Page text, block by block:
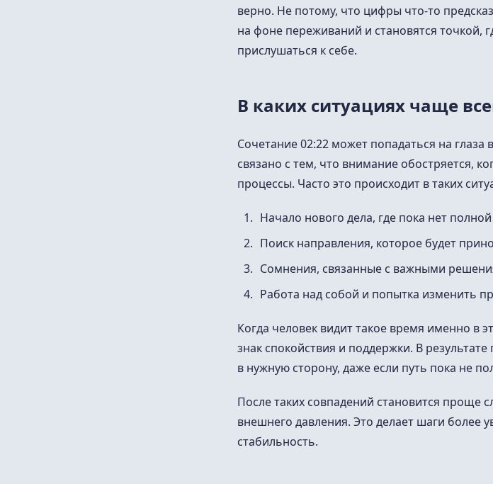
верно. Не потому, что цифры что-то
на фоне переживаний и становятся точкой,
прислушаться к себе.
В каких ситуациях чаще
Сочетание 02:22 может попадаться на
связано с тем, что внимание обостряется,
процессы. Часто это происходит в таких
Начало нового дела, где пока нет
Поиск направления, которое будет
Сомнения, связанные с важными
Работа над собой и попытка изменить
Когда человек видит такое время именно в
знак спокойствия и поддержки. В
в нужную сторону, даже если путь пока не
После таких совпадений становится проще
внешнего давления. Это делает шаги более
стабильность.